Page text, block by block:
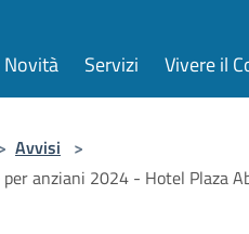
Novità Servizi Vivere il
Avvisi >
anziani 2024 - Hotel Plaza